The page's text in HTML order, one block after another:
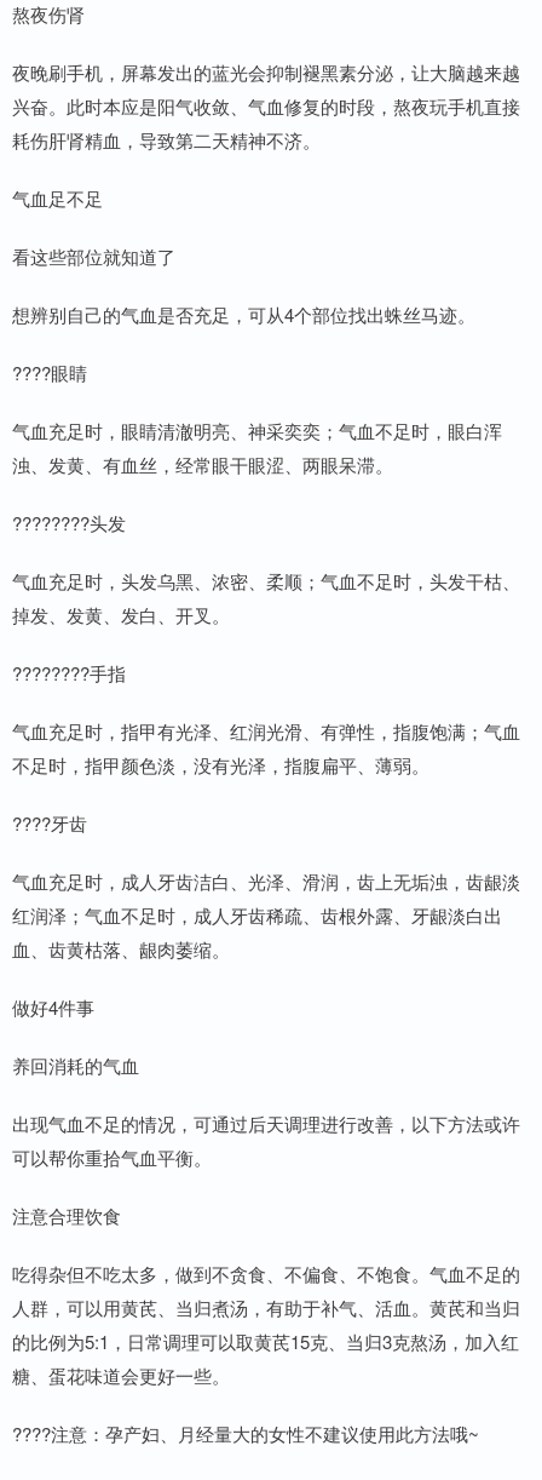
熬夜伤肾
夜晚刷手机，屏幕发出的蓝光会抑制褪黑素分泌，让大脑越来越
兴奋。此时本应是阳气收敛、气血修复的时段，熬夜玩手机直接
耗伤肝肾精血，导致第二天精神不济。
气血足不足
看这些部位就知道了
想辨别自己的气血是否充足，可从4个部位找出蛛丝马迹。
????眼睛
气血充足时，眼睛清澈明亮、神采奕奕；气血不足时，眼白浑
浊、发黄、有血丝，经常眼干眼涩、两眼呆滞。
????????头发
气血充足时，头发乌黑、浓密、柔顺；气血不足时，头发干枯、
掉发、发黄、发白、开叉。
????????手指
气血充足时，指甲有光泽、红润光滑、有弹性，指腹饱满；气血
不足时，指甲颜色淡，没有光泽，指腹扁平、薄弱。
????牙齿
气血充足时，成人牙齿洁白、光泽、滑润，齿上无垢浊，齿龈淡
红润泽；气血不足时，成人牙齿稀疏、齿根外露、牙龈淡白出
血、齿黄枯落、龈肉萎缩。
做好4件事
养回消耗的气血
出现气血不足的情况，可通过后天调理进行改善，以下方法或许
可以帮你重拾气血平衡。
注意合理饮食
吃得杂但不吃太多，做到不贪食、不偏食、不饱食。气血不足的
人群，可以用黄芪、当归煮汤，有助于补气、活血。黄芪和当归
的比例为5:1，日常调理可以取黄芪15克、当归3克熬汤，加入红
糖、蛋花味道会更好一些。
????注意：孕产妇、月经量大的女性不建议使用此方法哦~